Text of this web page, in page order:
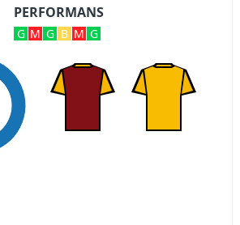
PERFORMANS
G M G B M G